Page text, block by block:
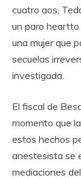
cuatro aos,
un paro heartto
una mujer que
secuelas
investigada.
El fiscal de
momento que
estos hechos
anestesista se
mediaciones